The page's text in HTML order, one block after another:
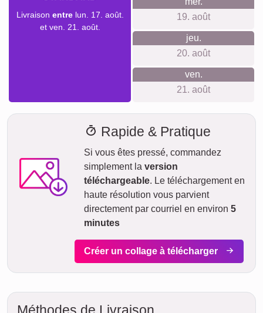
Livraison entrelun. 17. août.
et ven. 21. août.
19. août
jeu.
20. août
ven.
21. août
Rapide & Pratique
Si vous êtes pressé, commandez
simplement la version
téléchargeable. Le téléchargement en
haute résolution vous parvient
directement par courriel en environ 5
minutes
Créer un collage à télécharger